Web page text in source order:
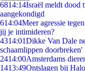
6814:14Israël meldt dood
aangekondigd
614:04Meer agressie
jij je intimideren?
4314:01Dikke Van Dale
schaamlippen doorbreken'
2414:00Amsterdams
1413:49Ontslagen bij